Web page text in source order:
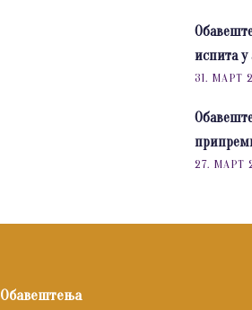
испита
31. МАРТ
27. МАРТ
Обавештења